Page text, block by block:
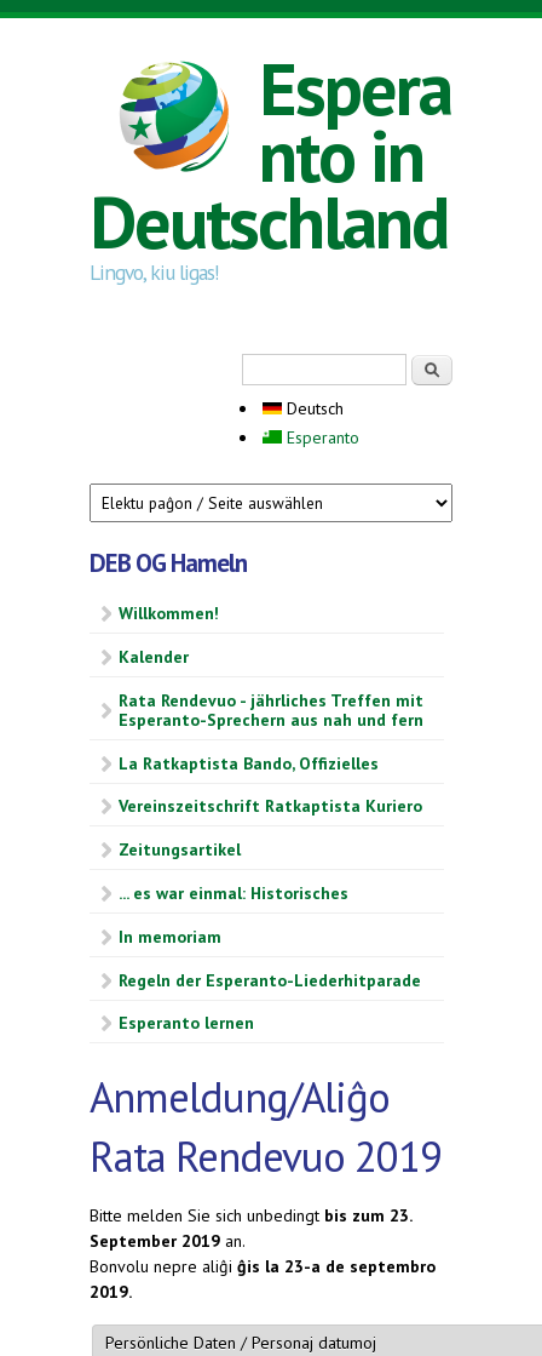
Direkt zum Inhalt
Espera
nto in
Deutschland
Lingvo, kiu ligas!
Deutsch
Esperanto
DEB OG Hameln
Willkommen!
Kalender
Rata Rendevuo - jährliches Treffen mit
Esperanto-Sprechern aus nah und fern
La Ratkaptista Bando, Offizielles
Vereinszeitschrift Ratkaptista Kuriero
Zeitungsartikel
... es war einmal: Historisches
In memoriam
Regeln der Esperanto-Liederhitparade
Esperanto lernen
Anmeldung/Aliĝo
Rata Rendevuo 2019
Bitte melden Sie sich unbedingt bis zum 23.
September 2019 an.
Bonvolu nepre aliĝi ĝis la 23-a de septembro
2019.
Persönliche Daten / Personaj datumoj